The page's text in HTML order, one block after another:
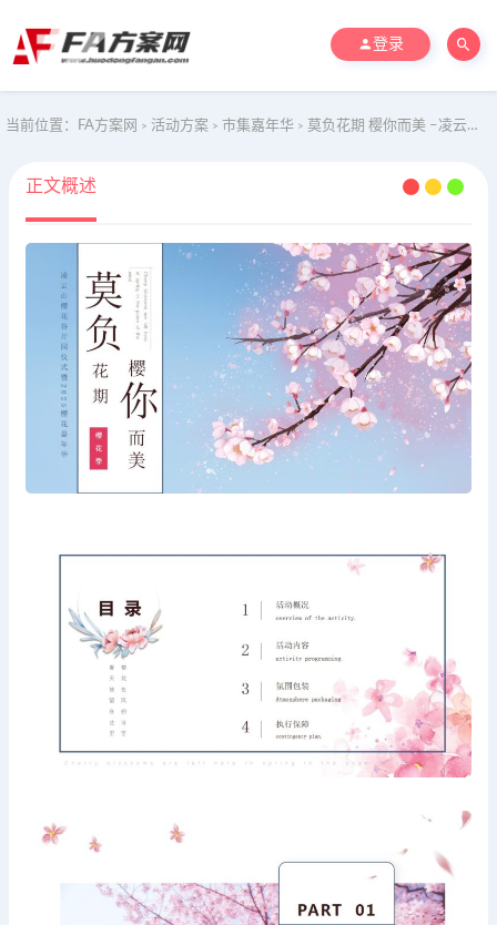
登录
当前位置： FA方案网 > 活动方案 > 市集嘉年华 > 莫负花期 樱你而美 –凌云山樱花谷开园仪式暨20XX樱花嘉年华
正文概述